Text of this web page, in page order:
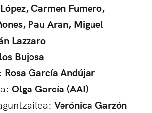
Carmen Fumero,
Pau Aran, Miguel
Lazzaro
Bujosa
Rosa García Andújar
Olga García (AAI)
Verónica Garzón